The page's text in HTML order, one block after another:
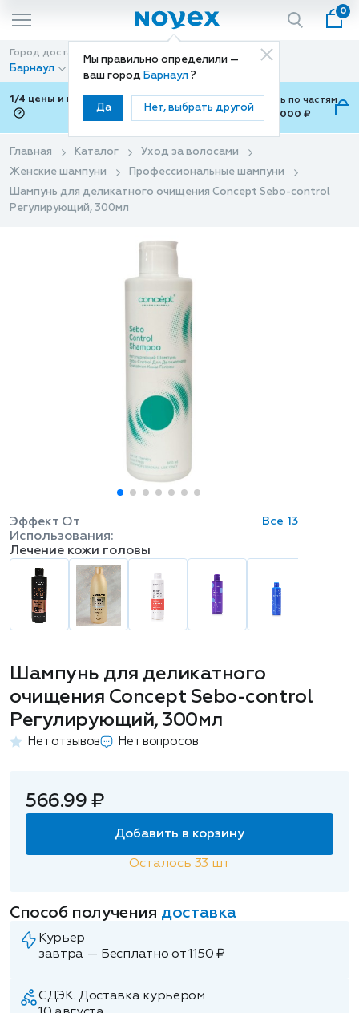
Мы правильно определили —
ваш город Барнаул ?
Да Нет, выбрать другой
0
Город доставки
Барнаул
Способ доставки
Доставка
1/4 цены и покупки ваши с Подели
Можно оплатить по частям
от 700 ₽ до 15,000 ₽
Главная Каталог
Уход за волосами
Женские шампуни
Профессиональные шампуни
Шампунь для деликатного очищения Concept Sebo-control
Регулирующий, 300мл
Шампунь для деликатного
очищения Concept Sebo-control
Регулирующий, 300мл
Нет отзывов Нет вопросов
Эффект От
Использования:
Лечение кожи головы
Все 13
566.99 ₽
Добавить в корзину
Осталось 33 шт
Способ получения доставка
Курьер
завтра — Бесплатно от 1150 ₽
СДЭК. Доставка курьером